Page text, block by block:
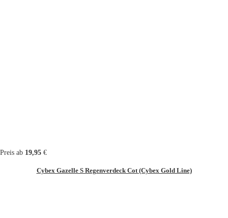
Preis ab 19,95 €
Cybex Gazelle S Regenverdeck Cot (Cybex Gold Line)